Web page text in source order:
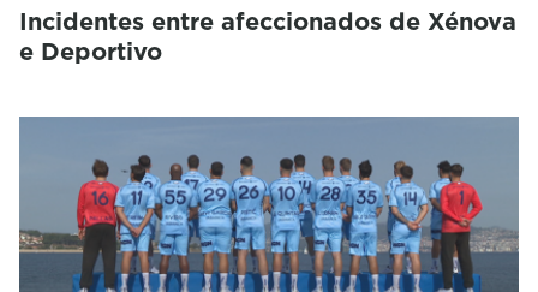
Incidentes entre afeccionados de Xénova
e Deportivo